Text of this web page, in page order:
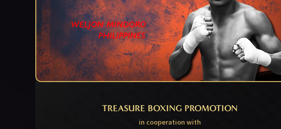
TREASURE BOXING PROMOTION
in cooperation with